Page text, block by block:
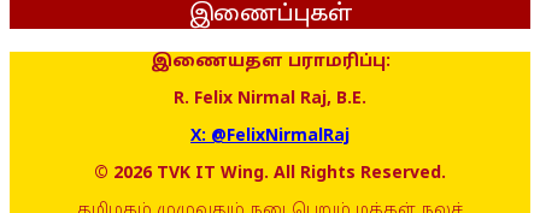
இணைப்புகள்
இணையதள பராமரிப்பு:
R. Felix Nirmal Raj, B.E.
X: @FelixNirmalRaj
© 2026 TVK IT Wing. All Rights Reserved.